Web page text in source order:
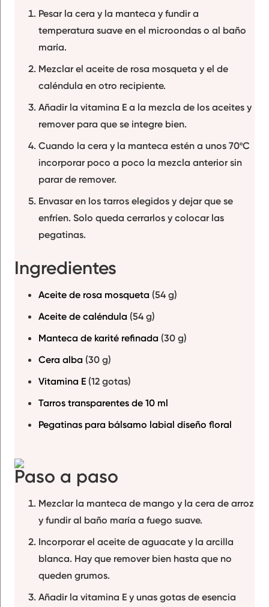
Pesar la cera y la manteca y fundira
temperatura suave en el microondas o al baño
maría.
Mezclar el aceite de rosa mosqueta y el de
caléndula en otro recipiente.
Añadir la vitamina E a la mezcla de los aceites y
remover para que se integre bien.
Cuando la cera y la manteca estén a unos 70ºC
incorporar poco a poco la mezcla anterior sin
parar de remover.
Envasar en los tarros elegidos y dejar que se
enfríen. Solo queda cerrarlos y colocar las
pegatinas.
Ingredientes
Aceite de rosa mosqueta (54 g)
Aceite de caléndula (54 g)
Manteca de karité refinada (30 g)
Cera alba (30 g)
Vitamina E (12 gotas)
Tarros transparentes de 10 ml
Pegatinas para bálsamo labial diseño floral
Paso a paso
Mezclar la manteca de mango y la cera de arroz
y fundir al baño maría a fuego suave.
Incorporar el aceite de aguacate y la arcilla
blanca. Hay que remover bien hasta que no
queden grumos.
Añadir la vitamina E y unas gotas de esencia